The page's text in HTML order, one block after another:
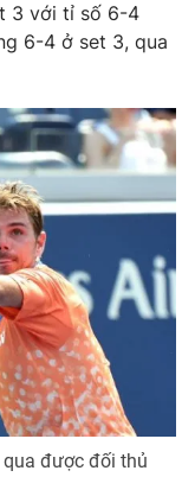
số 483/GP-BTTTT
Quốc Thắng,
932
3 với tỉ số 6-4
6-4 ở set 3, qua
được đối thủ